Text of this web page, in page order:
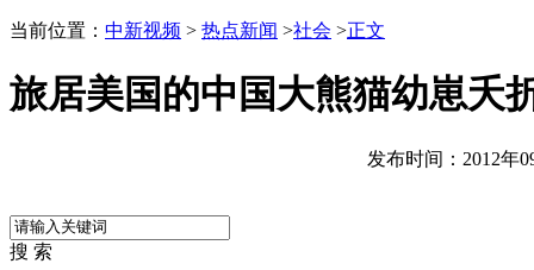
当前位置： 中新视频 > 热点新闻 >社会 >正文
旅居美国的中国大熊猫幼崽夭
发布时间：2012年
搜 索